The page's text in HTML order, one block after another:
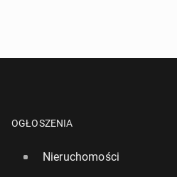
OGŁOSZENIA
Nieruchomości